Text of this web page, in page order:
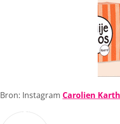
Bron: Instagram Carolien